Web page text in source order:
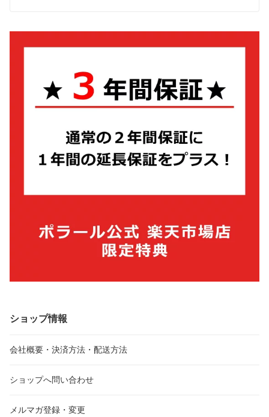
ショップ情報
会社概要・決済方法・配送方法
ショップへ問い合わせ
メルマガ登録・変更